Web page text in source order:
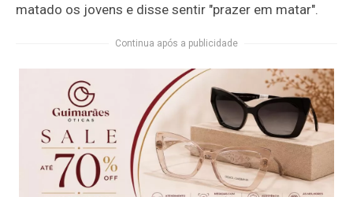
matado os jovens e disse sentir "prazer em matar".
Continua após a publicidade